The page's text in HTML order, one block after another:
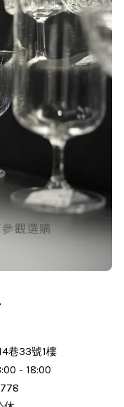
巷33號1樓
- 18:00